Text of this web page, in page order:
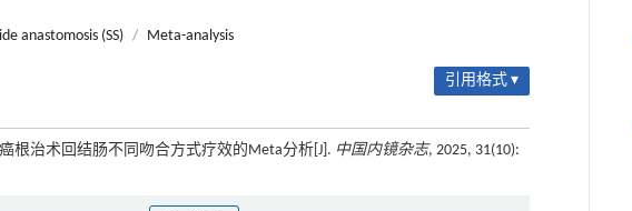
anastomosis (SS) / Meta-analysis
引用格式 ▾
根治术回结肠不同吻合方式疗效的Meta分析[J]. 中国内镜杂志, 2025, 31(10):